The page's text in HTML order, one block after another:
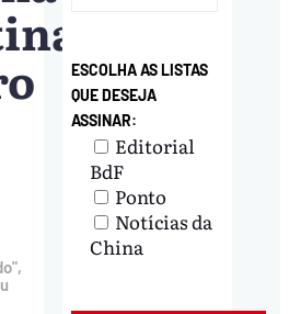
ESCOLHA AS LISTAS
QUE DESEJA
ASSINAR:
Editorial
BdF
Ponto
Notícias da
China